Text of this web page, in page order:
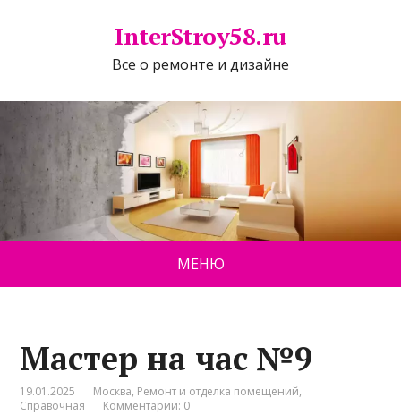
InterStroy58.ru
Все о ремонте и дизайне
МЕНЮ
Мастер на час №9
19.01.2025 Москва, Ремонт и отделка помещений,
Справочная
Комментарии: 0